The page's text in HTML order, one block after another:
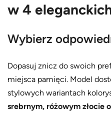
w 4
Wybierz
Dopasuj znicz do swoich
miejsca pamięci. Model
stylowych wariantach
srebrnym, różowym złocie